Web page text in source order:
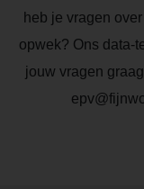
heb je vragen
opwek? Ons data-
jouw vragen